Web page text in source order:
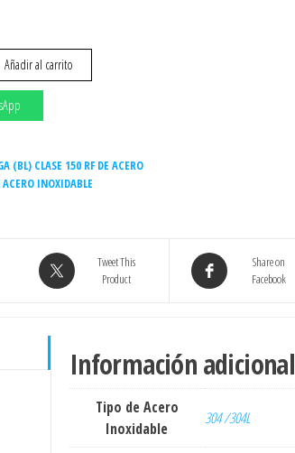
Añadir al carrito
(BL) CLASE 150 RF DE ACERO
INOXIDABLE
Tweet This
Product
Share on
Facebook
Información adicional
Tipo de Acero
Inoxidable
304 /304L